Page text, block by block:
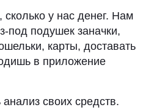
сколько у нас денег. Нам
под подушек заначки,
карты, доставать
в приложение
своих средств.